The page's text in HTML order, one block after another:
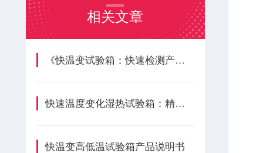
相关文章
《快温变试验箱：快速检测产品温度冲击适应能力》
快速温度变化湿热试验箱：精准温湿度模拟，助力电子行业可靠性测试
快温变高低温试验箱产品说明书